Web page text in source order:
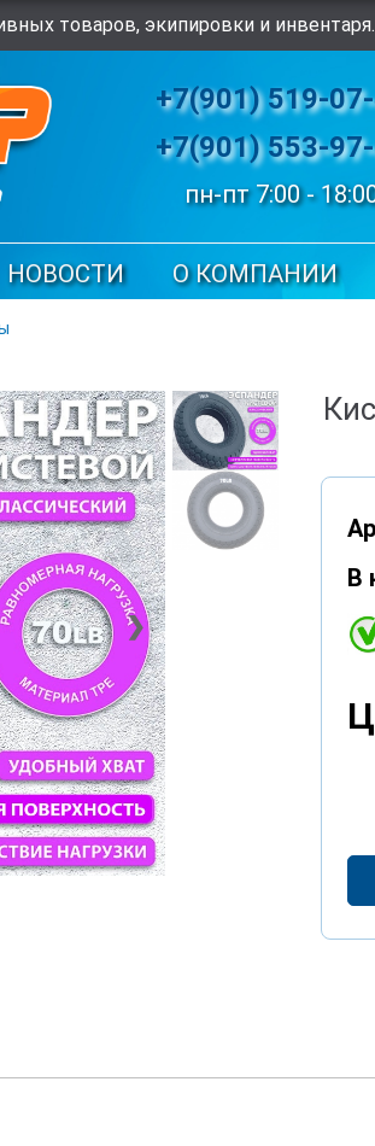
товаров, экипировки и
+7(901) 519-
+7(901) 553-
пн-пт 7:00 -
НОВОСТИ О КОМПАНИИ
❯
В